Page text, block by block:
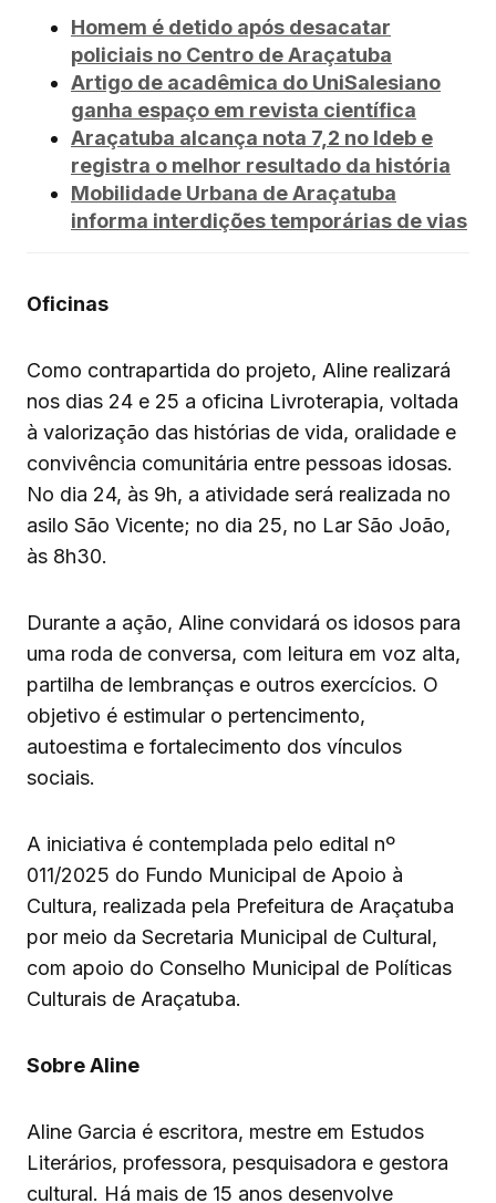
Homem é detido após desacatar
policiais no Centro de Araçatuba
Artigo de acadêmica do UniSalesiano
ganha espaço em revista científica
Araçatuba alcança nota 7,2 no Ideb e
registra o melhor resultado da história
Mobilidade Urbana de Araçatuba
informa interdições temporárias de vias
Oficinas
Como contrapartida do projeto, Aline realizará
nos dias 24 e 25 a oficina Livroterapia, voltada
à valorização das histórias de vida, oralidade e
convivência comunitária entre pessoas idosas.
No dia 24, às 9h, a atividade será realizada no
asilo São Vicente; no dia 25, no Lar São João,
às 8h30.
Durante a ação, Aline convidará os idosos para
uma roda de conversa, com leitura em voz alta,
partilha de lembranças e outros exercícios. O
objetivo é estimular o pertencimento,
autoestima e fortalecimento dos vínculos
sociais.
A iniciativa é contemplada pelo edital nº
011/2025 do Fundo Municipal de Apoio à
Cultura, realizada pela Prefeitura de Araçatuba
por meio da Secretaria Municipal de Cultural,
com apoio do Conselho Municipal de Políticas
Culturais de Araçatuba.
Sobre Aline
Aline Garcia é escritora, mestre em Estudos
Literários, professora, pesquisadora e gestora
cultural. Há mais de 15 anos desenvolve